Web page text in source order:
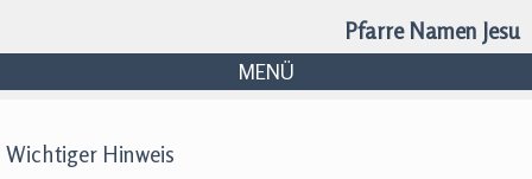
Pfarre Namen Jesu
MENÜ
Wichtiger Hinweis